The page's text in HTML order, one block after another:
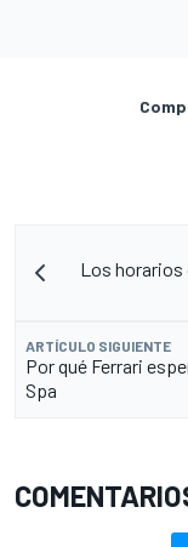
Los horarios
ARTÍCULO SIGUIENTE
Por qué Ferrari
Spa